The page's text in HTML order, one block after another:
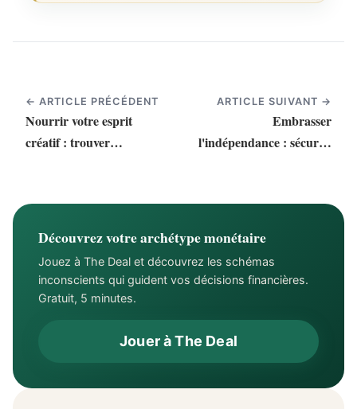
← ARTICLE PRÉCÉDENT
Nourrir votre esprit
créatif : trouver
ARTICLE SUIVANT →
Embrasser
l'indépendance : sécurité
Découvrez votre archétype monétaire
Jouez à The Deal et découvrez les schémas
inconscients qui guident vos décisions financières.
Gratuit, 5 minutes.
Jouer à The Deal